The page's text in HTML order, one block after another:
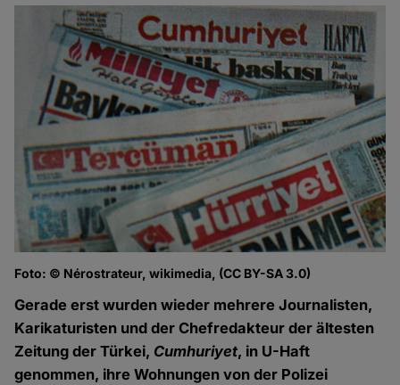
Foto: © Nérostrateur, wikimedia, (CC BY-SA 3.0)
Gerade erst wurden wieder mehrere Journalisten,
Karikaturisten und der Chefredakteur der ältesten
Zeitung der Türkei, Cumhuriyet, in U-Haft
genommen, ihre Wohnungen von der Polizei